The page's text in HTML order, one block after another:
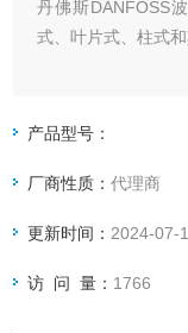
丹佛斯DANFOSS
式、叶片式、柱式
产品型号：
厂商性质：代理商
更新时间： 2024-07-
访 问 量： 1766